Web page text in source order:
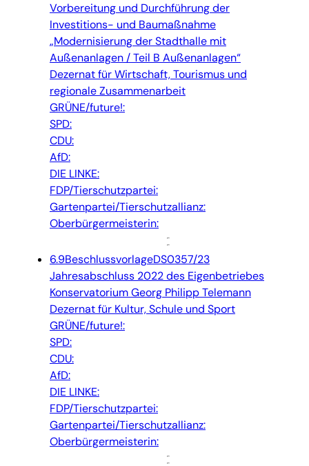
Vorbereitung und Durchführung der
Investitions- und Baumaßnahme
„Modernisierung der Stadthalle mit
Außenanlagen / Teil B Außenanlagen“
Dezernat für Wirtschaft, Tourismus und
regionale Zusammenarbeit
GRÜNE/future!:
SPD:
CDU:
AfD:
DIE LINKE:
FDP/Tierschutzpartei:
Gartenpartei/Tierschutzallianz:
Oberbürgermeisterin:
6.9BeschlussvorlageDS0357/23
Jahresabschluss 2022 des Eigenbetriebes
Konservatorium Georg Philipp Telemann
Dezernat für Kultur, Schule und Sport
GRÜNE/future!:
SPD:
CDU:
AfD:
DIE LINKE:
FDP/Tierschutzpartei:
Gartenpartei/Tierschutzallianz:
Oberbürgermeisterin: